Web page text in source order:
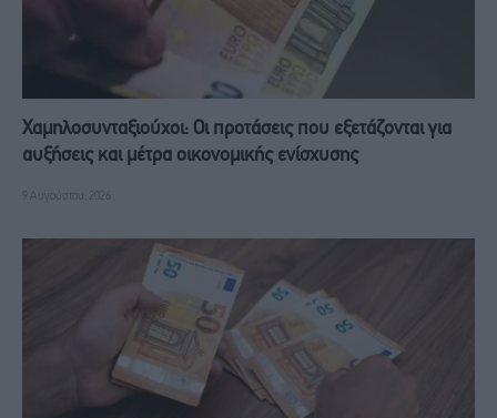
Χαμηλοσυνταξιούχοι: Οι προτάσεις που εξετάζονται για
αυξήσεις και μέτρα οικονομικής ενίσχυσης
9 Αυγούστου, 2026